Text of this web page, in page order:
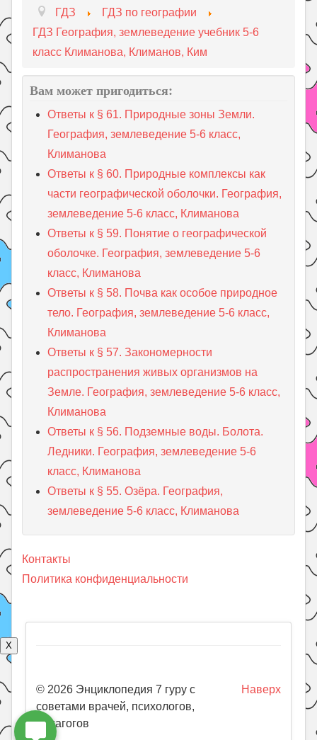
ГДЗ
ГДЗ по географии
ГДЗ География, землеведение учебник 5-6
класс Климанова, Климанов, Ким
Вам может пригодиться:
Ответы к § 61. Природные зоны Земли.
География, землеведение 5-6 класс,
Климанова
Ответы к § 60. Природные комплексы как
части географической оболочки. География,
землеведение 5-6 класс, Климанова
Ответы к § 59. Понятие о географической
оболочке. География, землеведение 5-6
класс, Климанова
Ответы к § 58. Почва как особое природное
тело. География, землеведение 5-6 класс,
Климанова
Ответы к § 57. Закономерности
распространения живых организмов на
Земле. География, землеведение 5-6 класс,
Климанова
Ответы к § 56. Подземные воды. Болота.
Ледники. География, землеведение 5-6
класс, Климанова
Ответы к § 55. Озёра. География,
землеведение 5-6 класс, Климанова
Контакты
Политика конфиденциальности
X
Наверх
© 2026 Энциклопедия 7 гуру с
советами врачей, психологов,
педагогов